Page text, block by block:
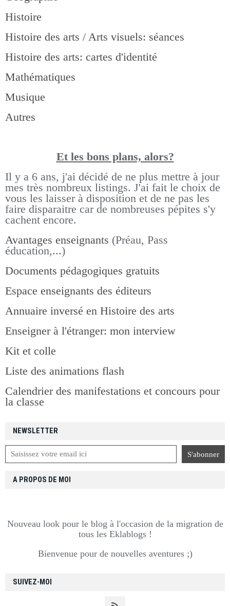
NEWSLETTER
SUIVEZ-MOI
Histoire
Histoire des arts / Arts visuels: séances
Histoire des arts: cartes d'identité
Mathématiques
Musique
Autres
Et les bons plans, alors?
Il y a 6 ans, j'ai décidé de ne plus mettre à jour
mes très nombreux listings. J'ai fait le choix de
vous les laisser à disposition et de ne pas les
faire disparaitre car de nombreuses pépites s'y
cachent encore.
Avantages enseignants (Préau, Pass
éducation,...)
Documents pédagogiques gratuits
Espace enseignants des éditeurs
Annuaire inversé en Histoire des arts
Enseigner à l'étranger: mon interview
Kit et colle
Liste des animations flash
Calendrier des manifestations et concours pour
la classe
A PROPOS DE MOI
Nouveau look pour le blog à l'occasion de la migration de
tous les Eklablogs !
Bienvenue pour de nouvelles aventures ;)